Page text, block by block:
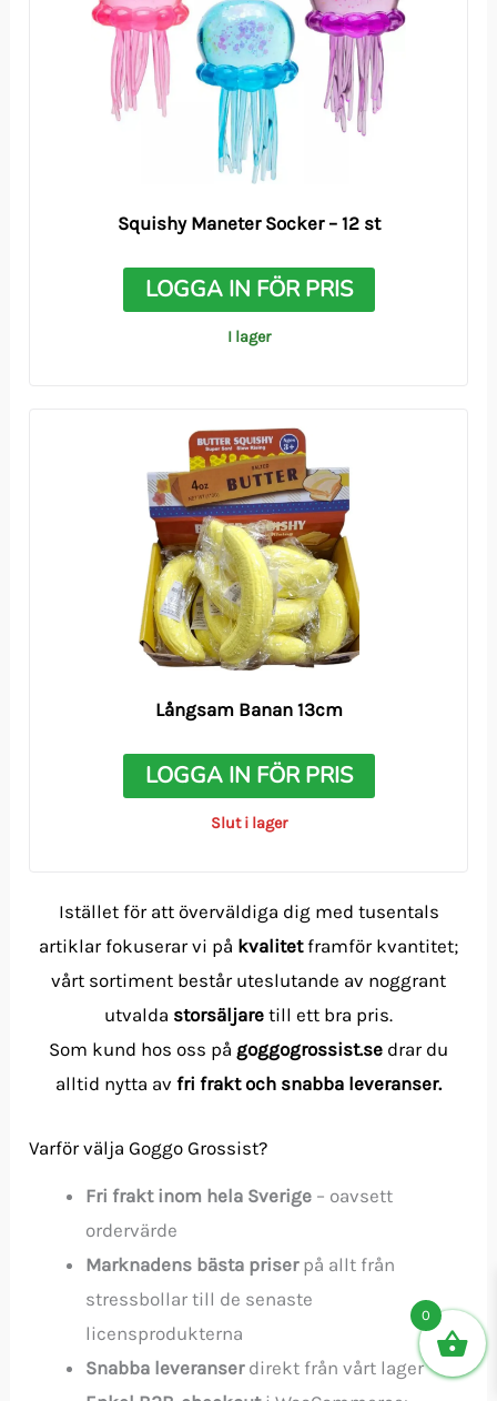
Squishy Maneter Socker – 12 st
LOGGA IN FÖR PRIS
I lager
Långsam Banan 13cm
LOGGA IN FÖR PRIS
Slut i lager
Istället för att överväldiga dig med tusentals
artiklar fokuserar vi på kvalitetframför kvantitet;
vårt sortiment består uteslutande av noggrant
utvalda storsäljare till ett bra pris.
Som kund hos oss på goggogrossist.se drar du
alltid nytta av fri frakt och snabba leveranser.
Varför välja Goggo Grossist?
Fri frakt inom hela Sverige – oavsett
ordervärde
Marknadens bästa priserpå allt från
stressbollar till de senaste
licensprodukterna
Snabba leveranserdirekt från vårt lager
0